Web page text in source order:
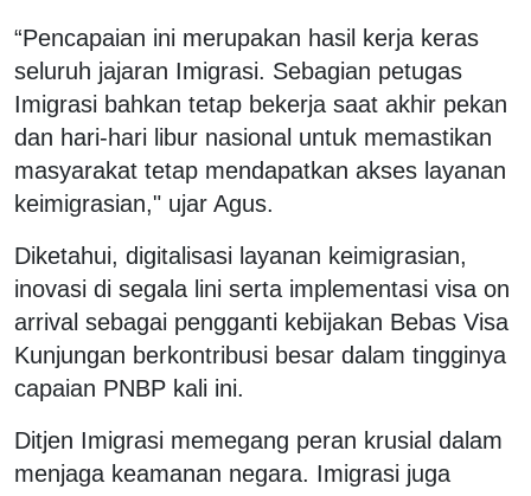
“Pencapaian ini merupakan hasil kerja keras
seluruh jajaran Imigrasi. Sebagian petugas
Imigrasi bahkan tetap bekerja saat akhir pekan
dan hari-hari libur nasional untuk memastikan
masyarakat tetap mendapatkan akses layanan
keimigrasian," ujar Agus.
Diketahui, digitalisasi layanan keimigrasian,
inovasi di segala lini serta implementasi visa on
arrival sebagai pengganti kebijakan Bebas Visa
Kunjungan berkontribusi besar dalam tingginya
capaian PNBP kali ini.
Ditjen Imigrasi memegang peran krusial dalam
menjaga keamanan negara. Imigrasi juga